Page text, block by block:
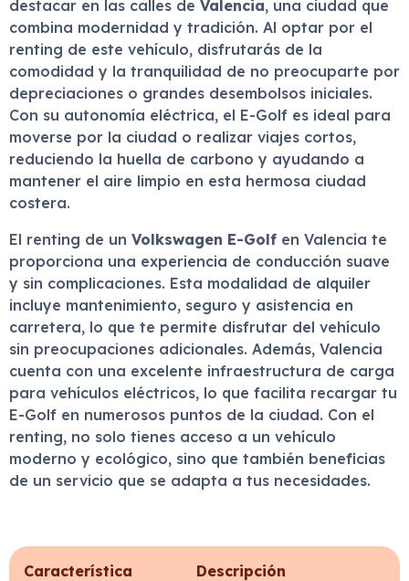
destacar en las calles de Valencia, una ciudad que
combina modernidad y tradición. Al optar por el
renting de este vehículo, disfrutarás de la
comodidad y la tranquilidad de no preocuparte por
depreciaciones o grandes desembolsos iniciales.
Con su autonomía eléctrica, el E-Golf es ideal para
moverse por la ciudad o realizar viajes cortos,
reduciendo la huella de carbono y ayudando a
mantener el aire limpio en esta hermosa ciudad
costera.
El renting de un Volkswagen E-Golf en Valencia te
proporciona una experiencia de conducción suave
y sin complicaciones. Esta modalidad de alquiler
incluye mantenimiento, seguro y asistencia en
carretera, lo que te permite disfrutar del vehículo
sin preocupaciones adicionales. Además, Valencia
cuenta con una excelente infraestructura de carga
para vehículos eléctricos, lo que facilita recargar tu
E-Golf en numerosos puntos de la ciudad. Con el
renting, no solo tienes acceso a un vehículo
moderno y ecológico, sino que también beneficias
de un servicio que se adapta a tus necesidades.
Característica Descripción